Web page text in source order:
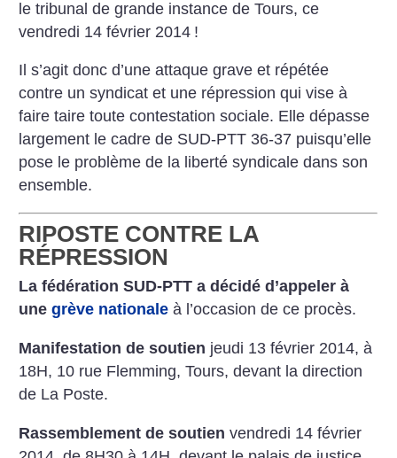
le tribunal de grande instance de Tours, ce
vendredi 14 février 2014 !
Il s’agit donc d’une attaque grave et répétée
contre un syndicat et une répression qui vise à
faire taire toute contestation sociale. Elle dépasse
largement le cadre de SUD-PTT 36-37 puisqu’elle
pose le problème de la liberté syndicale dans son
ensemble.
RIPOSTE CONTRE LA
RÉPRESSION
La fédération SUD-PTT a décidé d’appeler à
unegrève nationale à l’occasion de ce procès.
Manifestation de soutien jeudi 13 février 2014, à
18H, 10 rue Flemming, Tours, devant la direction
de La Poste.
Rassemblement de soutien vendredi 14 février